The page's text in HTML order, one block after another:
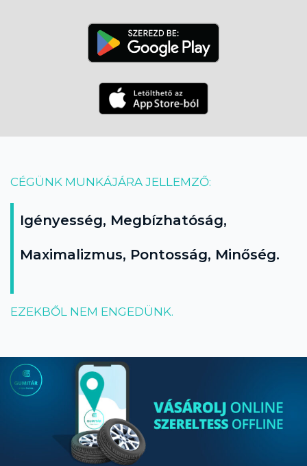
CÉGÜNK MUNKÁJÁRA JELLEMZŐ:
Igényesség, Megbízhatóság,
Maximalizmus, Pontosság, Minőség.
EZEKBŐL NEM ENGEDÜNK.